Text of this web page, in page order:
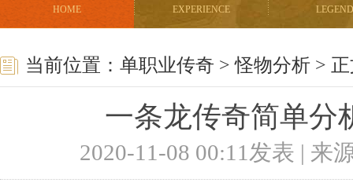
HOME EXPERIENCE LEGEND
当前位置： 单职业传奇 >怪物分析 >
一条龙传奇简单分
2020-11-08 00:11发表 | 来